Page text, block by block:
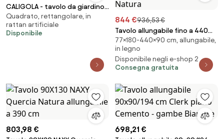
CALIGOLA - tavolo da giardino
in wicker
Quadrato, rettangolare, in
rattan artificiale
Disponibile
844 €936,53 €
Tavolo allungabile fino a 440
cm PAXON Evolution 180 piano
finitura Quercia Natura
77×180-440×90 cm, allungabile,
in legno
Disponibile negli e-shop 2
Consegna gratuita
803,98 € 698,21 €